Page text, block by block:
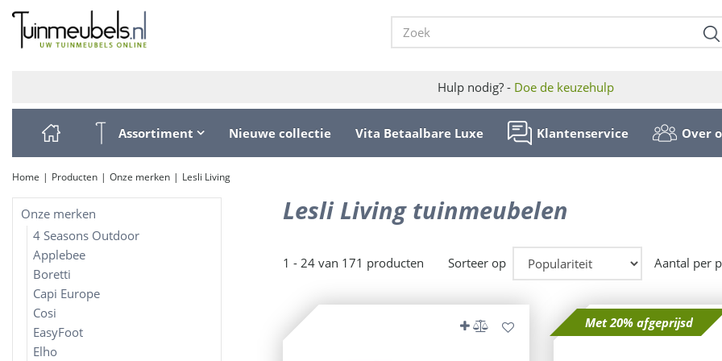
Ga
naar
content
Home Producten Onze merken Lesli Living
Hulp nodig? - Doe de keuzehulp
Assortiment Nieuwe collectie Vita Betaalbare Luxe Klantenservice Over
Lesli Living tuinmeubelen
1 - 24 van 171 producten Aantal per
Sorteer op
Met 20% afgeprijsd
Onze merken
4 Seasons Outdoor
Applebee
Boretti
Capi Europe
Cosi
EasyFoot
Elho